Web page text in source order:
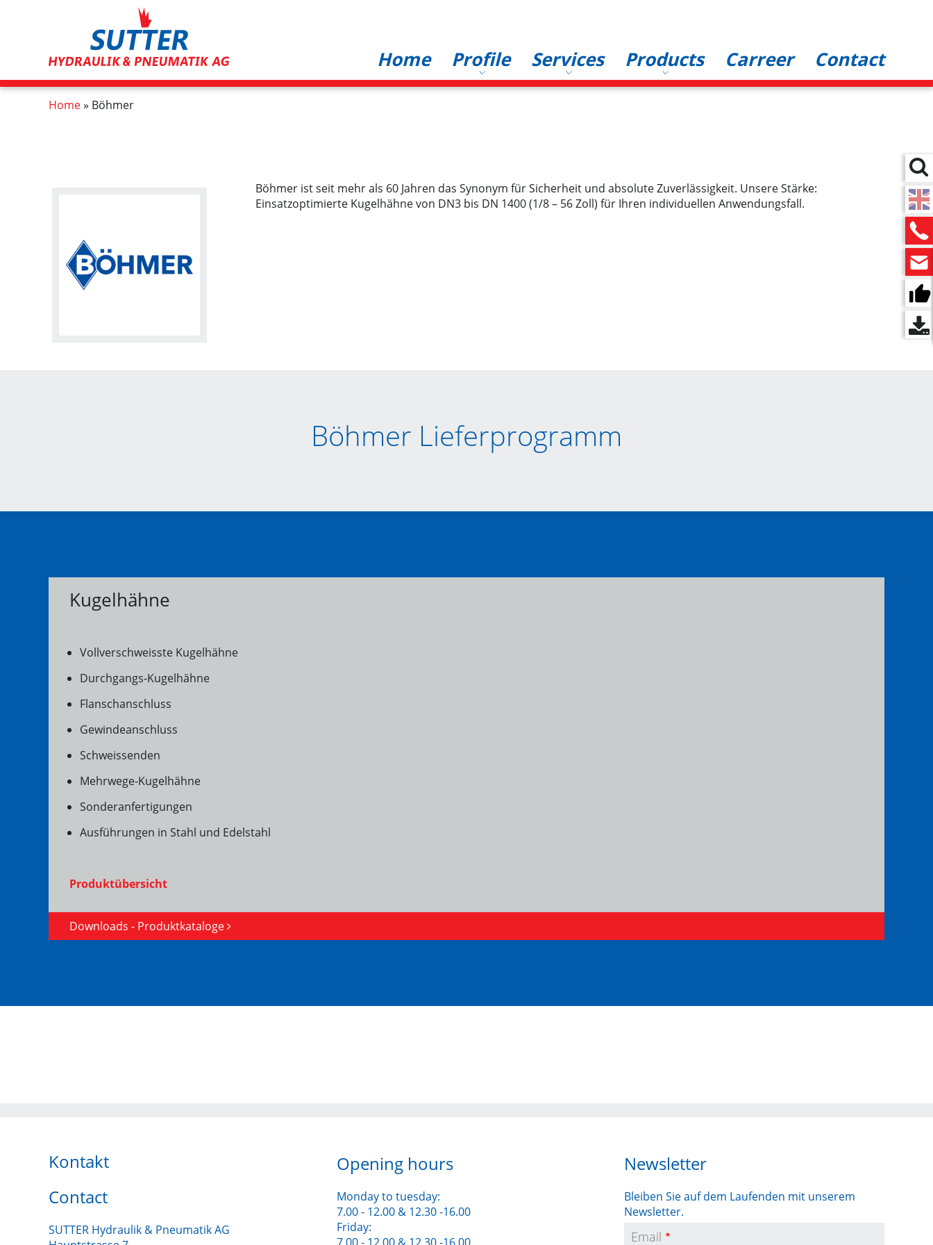
Home Profile Services Products Carreer Contact
Breadcrumb
Home Böhmer
Böhmer ist seit mehr als 60 Jahren das Synonym für Sicherheit und absolute Zuverlässigkeit. Unsere Stärke:
Einsatzoptimierte Kugelhähne von DN3 bis DN 1400 (1/8 – 56 Zoll) für Ihren individuellen Anwendungsfall.
Böhmer Lieferprogramm
Kugelhähne
Vollverschweisste Kugelhähne
Durchgangs-Kugelhähne
Flanschanschluss
Gewindeanschluss
Schweissenden
Mehrwege-Kugelhähne
Sonderanfertigungen
Ausführungen in Stahl und Edelstahl
Produktübersicht
Downloads - Produktkataloge
Kontakt
Contact
SUTTER Hydraulik & Pneumatik AG
Opening hours
Monday to tuesday:
7.00 - 12.00 & 12.30 -16.00
Friday:
Newsletter
Email
Bleiben Sie auf dem Laufenden mit unserem
Newsletter.